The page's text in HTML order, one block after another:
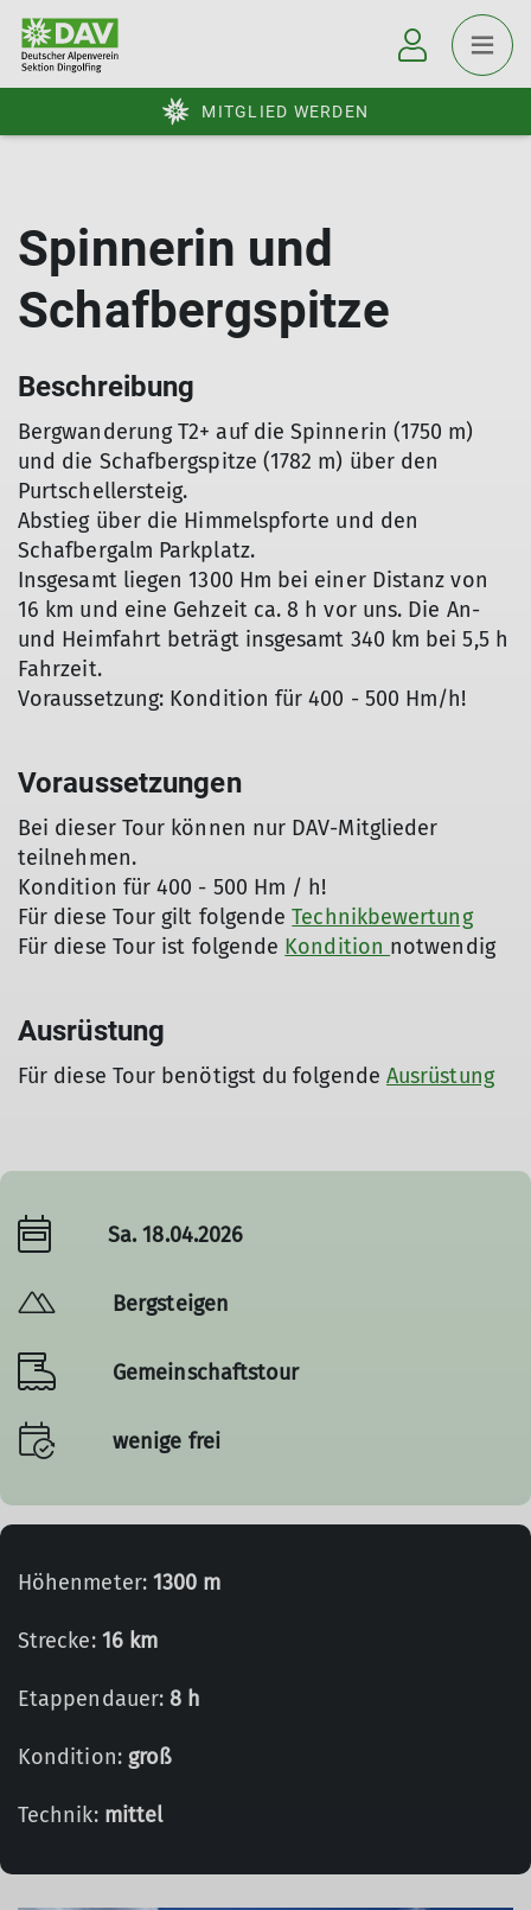
MITGLIED WERDEN
Spinnerin und
Schafbergspitze
Beschreibung
Bergwanderung T2+ auf die Spinnerin (1750 m)
und die Schafbergspitze (1782 m) über den
Purtschellersteig.
Abstieg über die Himmelspforte und den
Schafbergalm Parkplatz.
Insgesamt liegen 1300 Hm bei einer Distanz von
16 km und eine Gehzeit ca. 8 h vor uns. Die An-
und Heimfahrt beträgt insgesamt 340 km bei 5,5 h
Fahrzeit.
Voraussetzung: Kondition für 400 - 500 Hm/h!
Voraussetzungen
Bei dieser Tour können nur DAV-Mitglieder
teilnehmen.
Kondition für 400 - 500 Hm / h!
Für diese Tour gilt folgendeTechnikbewertung
Für diese Tour ist folgende Kondition notwendig
Ausrüstung
Für diese Tour benötigst du folgende Ausrüstung
Sa. 18.04.2026
Bergsteigen
Gemeinschaftstour
wenige frei
Höhenmeter: 1300 m
Strecke: 16 km
Etappendauer:8 h
Kondition: groß
Technik: mittel